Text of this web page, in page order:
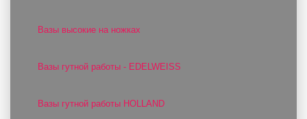
Вазы высокие на ножках
Вазы гутной работы - EDELWEISS
Вазы гутной работы HOLLAND